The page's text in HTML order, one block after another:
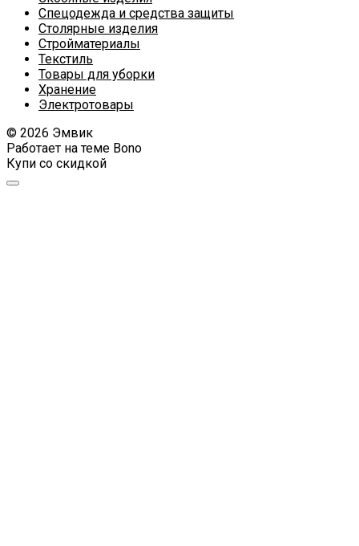
Спецодежда и средства защиты
Столярные изделия
Стройматериалы
Текстиль
Товары для уборки
Хранение
Электротовары
© 2026 Эмвик
Работает на теме Bono
Купи со скидкой